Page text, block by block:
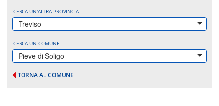
CERCA UN'ALTRA PROVINCIA
Treviso
CERCA UN COMUNE
Pieve di Soligo
TORNA AL COMUNE